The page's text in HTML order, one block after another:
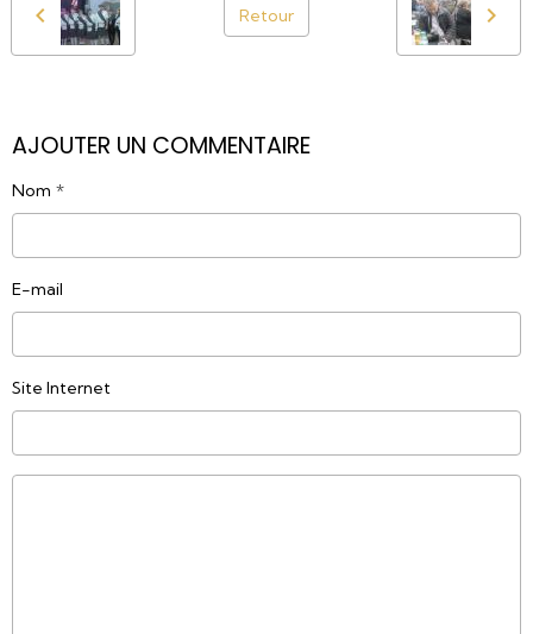
Retour
AJOUTER UN COMMENTAIRE
Nom
E-mail
Site Internet